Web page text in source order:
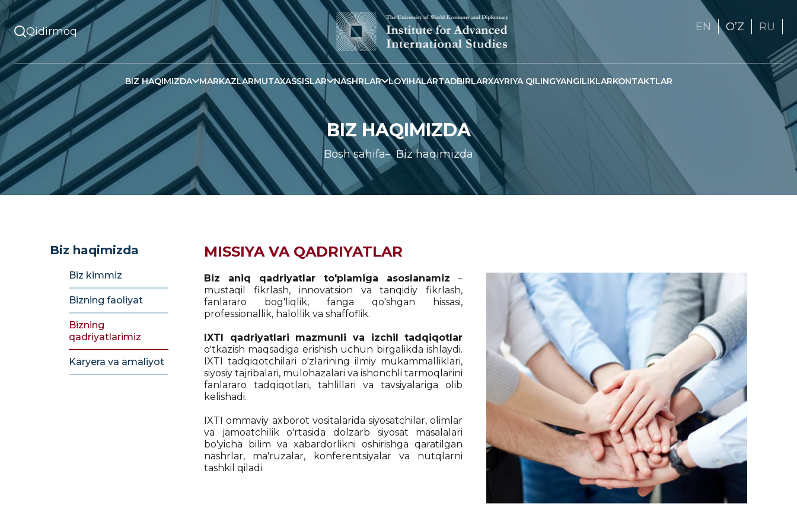
EN OʼZ RU
BIZ HAQIMIZDA MARKAZLARMUTAXASSISLAR NASHRLAR LOYIHALARTADBIRLARXAYRIYA QILINGYANGILIKLARKONTAKTLAR
BIZ HAQIMIZDA
Bosh sahifa Biz haqimizda
Biz haqimizda
Biz kimmiz
Bizning faoliyat
Bizning
qadriyatlarimiz
Karyera va amaliyot
MISSIYA VA QADRIYATLAR
Biz aniq qadriyatlar to'plamiga asoslanamiz –
mustaqil fikrlash, innovatsion va tanqidiy fikrlash,
fanlararo bog'liqlik, fanga qo'shgan hissasi,
professionallik, halollik va shaffoflik.
IXTI qadriyatlari mazmunli va izchil tadqiqotlar
o'tkazish maqsadiga erishish uchun birgalikda ishlaydi.
IXTI tadqiqotchilari o'zlarining ilmiy mukammalliklari,
siyosiy tajribalari, mulohazalari va ishonchli tarmoqlarini
fanlararo tadqiqotlari, tahlillari va tavsiyalariga olib
kelishadi.
IXTI ommaviy axborot vositalarida siyosatchilar, olimlar
va jamoatchilik o'rtasida dolzarb siyosat masalalari
bo'yicha bilim va xabardorlikni oshirishga qaratilgan
nashrlar, ma'ruzalar, konferentsiyalar va nutqlarni
tashkil qiladi.